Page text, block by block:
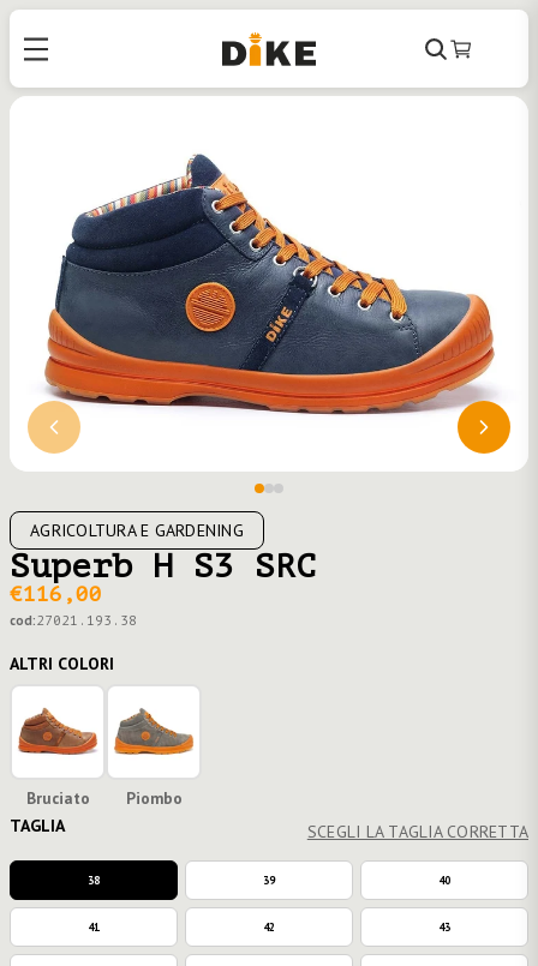
Cerca
Carrello
AGRICOLTURA E GARDENING
Superb H S3 SRC
€116,00
cod:27021.193.38
ALTRI COLORI
Bruciato
Piombo
TAGLIA
SCEGLI LA TAGLIA CORRETTA
38 39 40
41 42 43